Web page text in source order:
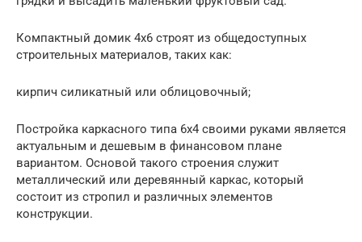
Компактный домик 4х6 строят из общедоступных
строительных материалов, таких как:
кирпич силикатный или облицовочный;
Постройка каркасного типа 6х4 своими руками является
актуальным и дешевым в финансовом плане
вариантом. Основой такого строения служит
металлический или деревянный каркас, который
состоит из стропил и различных элементов
конструкции.